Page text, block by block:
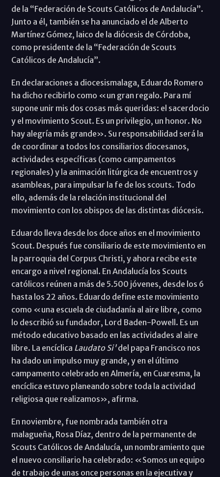
de la “Federación de Scouts Católicos de Andalucía”.
Junto a él, también se ha anunciado el de Alberto
Martínez Gómez, laico de la diócesis de Córdoba,
como presidente de la “Federación de Scouts
Católicos de Andalucía”.
En declaraciones a diocesismalaga, Eduardo Romero
ha dicho recibirlo como «un gran regalo. Para mí
supone unir mis dos cosas más queridas: el sacerdocio
y el movimiento Scout. Es un privilegio, un honor. No
hay alegría más grande». Su responsabilidad será la
de coordinar a todos los consiliarios diocesanos,
actividades específicas (como campamentos
regionales) y la animación litúrgica de encuentros y
asambleas, para impulsar la fe de los scouts. Todo
ello, además de la relación institucional del
movimiento con los obispos de las distintas diócesis.
Eduardo lleva desde los doce años en el movimiento
Scout. Después fue consiliario de este movimiento en
la parroquia del Corpus Christi, y ahora recibe este
encargo a nivel regional. En Andalucía los Scouts
católicos reúnen a más de 5.500 jóvenes, desde los 6
hasta los 22 años. Eduardo define este movimiento
como «una escuela de ciudadanía al aire libre, como
lo describió su fundador, Lord Baden-Powell. Es un
método educativo basado en las actividades al aire
libre. La encíclica Laudato Si'del papa Francisco nos
ha dado un impulso muy grande, y en el último
campamento celebrado en Almería, en Cuaresma, la
encíclica estuvo planeando sobre toda la actividad
religiosa que realizamos», afirma.
En noviembre, fue nombrada también otra
malagueña, Rosa Díaz, dentro de la permanente de
Scouts Católicos de Andalucía, un nombramiento que
el nuevo consiliario ha celebrado: «Somos un equipo
de trabajo de unas once personas en la ejecutiva y